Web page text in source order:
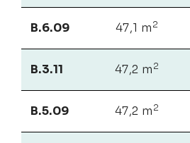
B.6.09 47,1 m 2
B.3.11 47,2 m 2
B.5.09 47,2 m 2